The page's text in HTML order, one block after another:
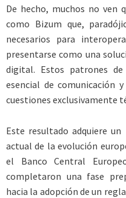
De hecho, muchos no ven
como Bizum que,
necesarios para
presentarse como una
digital. Estos patrones
esencial de comunicación
cuestiones exclusivamente
Este resultado adquiere
actual de la evolución
el Banco Central
completaron una fase
hacia la adopción de un